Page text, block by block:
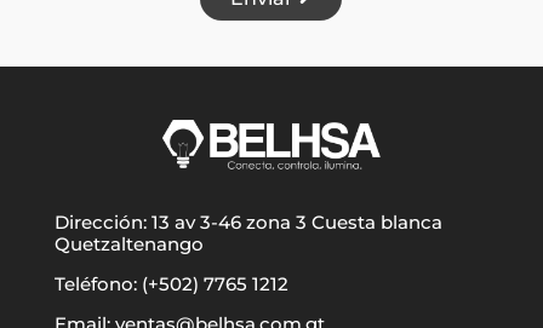
Dirección: 13 av 3-46 zona 3 Cuesta blanca
Quetzaltenango
Teléfono: (+502) 7765 1212